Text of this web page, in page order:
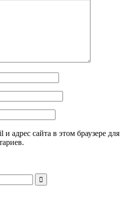
адрес сайта в этом браузере для